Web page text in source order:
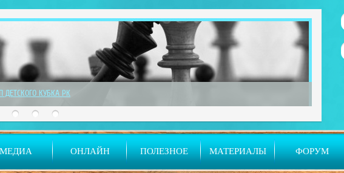
МЕДИА ОНЛАЙН ПОЛЕЗНОЕ МАТЕРИАЛЫ ФОРУМ
ДЕТСКОГО КУБКА РК